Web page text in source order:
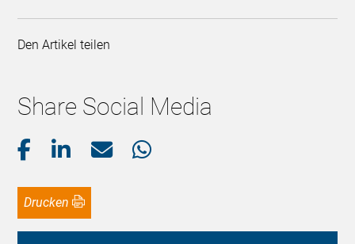
Den Artikel teilen
Share Social Media
Drucken